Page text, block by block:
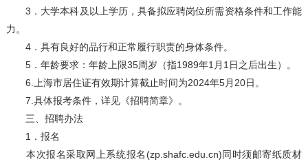
3．大学本科及以上学历，具备拟应聘岗位所需资格条件和工作能
力。
4．具有良好的品行和正常履行职责的身体条件。
5．年龄要求：年龄上限35周岁（指1989年1月1日之后出生）。
6.上海市居住证有效期计算截止时间为2024年5月20日。
7.具体报考条件，详见《招聘简章》。
三、招聘办法
1．报名
本次报名采取网上系统报名(zp.shafc.edu.cn)同时须邮寄纸质材